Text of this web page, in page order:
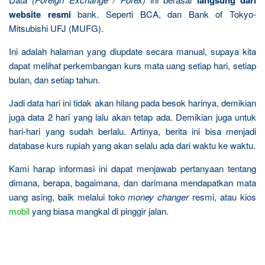
website resmibank. Seperti BCA, dan Bank of Tokyo-
Mitsubishi UFJ (MUFG).
Ini adalah halaman yang diupdate secara manual, supaya kita
dapat melihat perkembangan kurs mata uang setiap hari, setiap
bulan, dan setiap tahun.
Jadi data hari ini tidak akan hilang pada besok harinya, demikian
juga data 2 hari yang lalu akan tetap ada. Demikian juga untuk
hari-hari yang sudah berlalu. Artinya, berita ini bisa menjadi
database kurs rupiah yang akan selalu ada dari waktu ke waktu.
Kami harap informasi ini dapat menjawab pertanyaan tentang
dimana, berapa, bagaimana, dan darimana mendapatkan mata
uang asing, baik melalui tokomoney changerresmi, atau kios
mobilyang biasa mangkal di pinggir jalan.